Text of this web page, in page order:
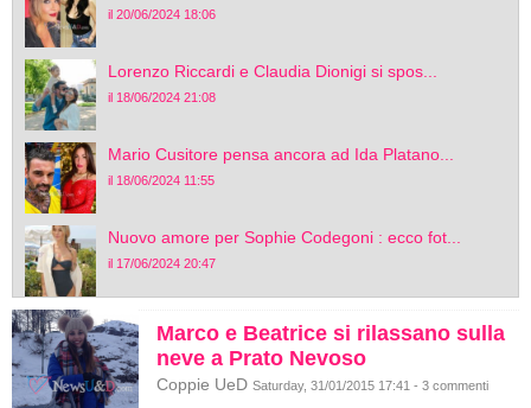
il 20/06/2024 18:06
Lorenzo Riccardi e Claudia Dionigi si spos...
il 18/06/2024 21:08
Mario Cusitore pensa ancora ad Ida Platano...
il 18/06/2024 11:55
Nuovo amore per Sophie Codegoni : ecco fot...
il 17/06/2024 20:47
Marco e Beatrice si rilassano sulla
neve a Prato Nevoso
Coppie UeD Saturday, 31/01/2015 17:41 - 3 commenti